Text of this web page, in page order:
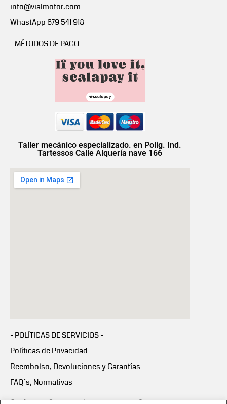
info@vialmotor.com
WhastApp 679 541 918
- MÉTODOS DE PAGO -
Taller mecánico especializado. en Polig. Ind.
Tartessos Calle Alquería nave 166
- POLÍTICAS DE SERVICIOS -
Políticas de Privacidad
Reembolso, Devoluciones y Garantías
FAQ´s, Normativas